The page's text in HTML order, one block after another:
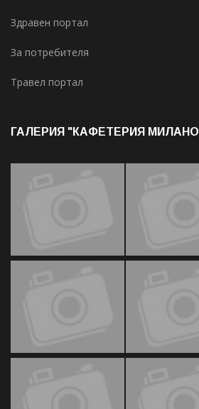
Здравен портал
За потребителя
Травел портал
ГАЛЕРИЯ "КАФЕТЕРИЯ